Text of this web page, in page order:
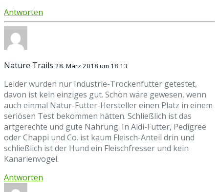
Antworten
Nature Trails 28. März 2018 um 18:13
Leider wurden nur Industrie-Trockenfutter getestet,
davon ist kein einziges gut. Schön wäre gewesen, wenn
auch einmal Natur-Futter-Hersteller einen Platz in einem
seriösen Test bekommen hätten. Schließlich ist das
artgerechte und gute Nahrung. In Aldi-Futter, Pedigree
oder Chappi und Co. ist kaum Fleisch-Anteil drin und
schließlich ist der Hund ein Fleischfresser und kein
Kanarienvogel.
Antworten